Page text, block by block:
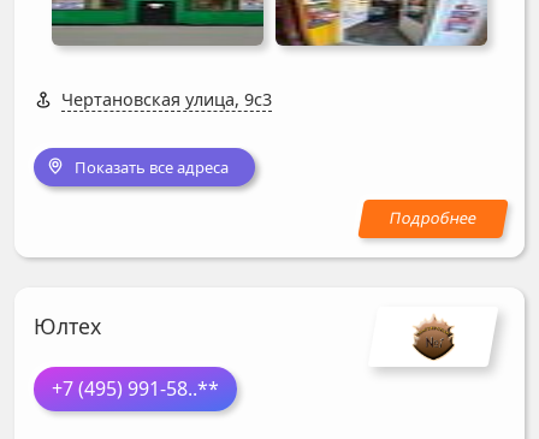
Чертановская улица, 9с3
Показать все адреса
Юлтех
+7 (495) 991-58..**